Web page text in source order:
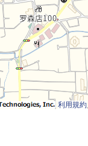
利用規約